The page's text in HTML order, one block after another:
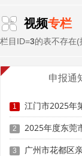
视频专栏
栏目ID=3的表不存在
申报通
1 江门市2025年第一批
2 2025年度东莞
3 广州市花都区亲商助企